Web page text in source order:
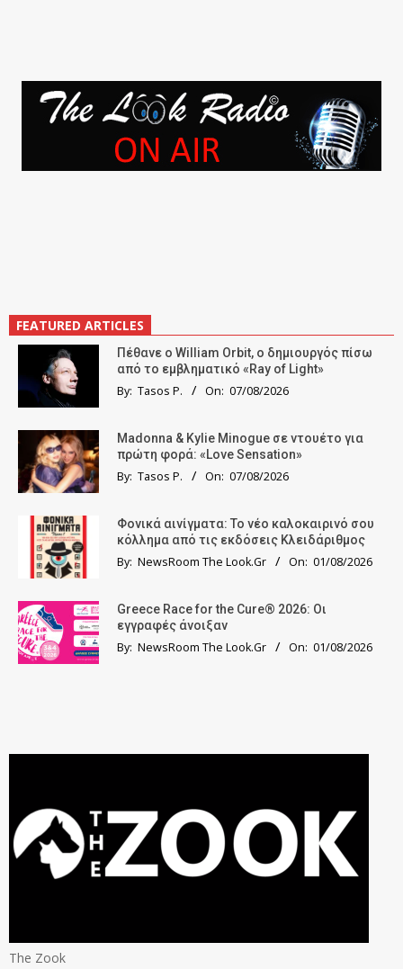
FEATURED ARTICLES
Πέθανε ο William Orbit, ο δημιουργός πίσω
από το εμβληματικό «Ray of Light»
By: Tasos P. On: 07/08/2026
Madonna & Kylie Minogue σε ντουέτο για
πρώτη φορά: «Love Sensation»
By: Tasos P. On: 07/08/2026
Φονικά αινίγματα: Το νέο καλοκαιρινό σου
κόλλημα από τις εκδόσεις Κλειδάριθμος
By: NewsRoom The Look.Gr On: 01/08/2026
Greece Race for the Cure® 2026: Οι
εγγραφές άνοιξαν
By: NewsRoom The Look.Gr On: 01/08/2026
The Zook